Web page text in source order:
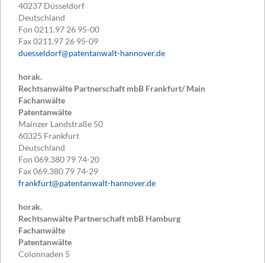
40237 Düsseldorf
Deutschland
Fon 0211.97 26 95-00
Fax0211.97 26 95-09
duesseldorf@patentanwalt-hannover.de
horak.
Rechtsanwälte Partnerschaft mbB Frankfurt/ Main
Fachanwälte
Patentanwälte
Mainzer Landstraße 50
60325 Frankfurt
Deutschland
Fon 069.380 79 74-20
Fax069.380 79 74-29
frankfurt@patentanwalt-hannover.de
horak.
Rechtsanwälte Partnerschaft mbB Hamburg
Fachanwälte
Patentanwälte
Colonnaden 5